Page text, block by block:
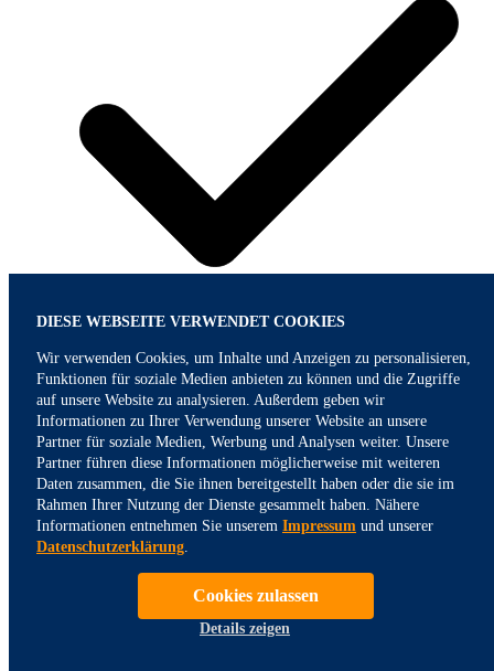
DIESE WEBSEITE VERWENDET COOKIES
Wir verwenden Cookies, um Inhalte und Anzeigen zu personalisieren,
Funktionen für soziale Medien anbieten zu können und die Zugriffe
auf unsere Website zu analysieren. Außerdem geben wir
Informationen zu Ihrer Verwendung unserer Website an unsere
Partner für soziale Medien, Werbung und Analysen weiter. Unsere
Partner führen diese Informationen möglicherweise mit weiteren
Daten zusammen, die Sie ihnen bereitgestellt haben oder die sie im
Rahmen Ihrer Nutzung der Dienste gesammelt haben. Nähere
Informationen entnehmen Sie unserem Impressum und unserer
Datenschutzerklärung.
Cookies zulassen
Details zeigen